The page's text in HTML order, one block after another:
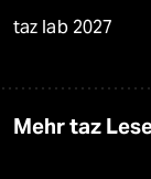
taz lab 2027
Mehr taz